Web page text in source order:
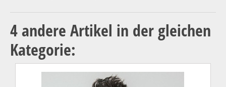
4 andere Artikel in der gleichen
Kategorie: